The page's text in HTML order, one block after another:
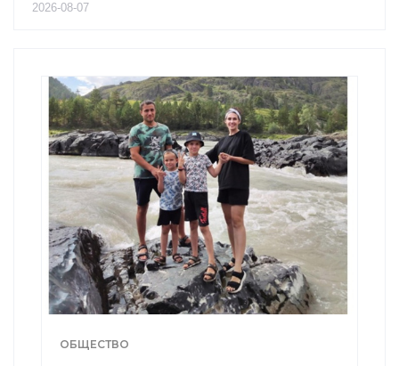
2026-08-07
ОБЩЕСТВО